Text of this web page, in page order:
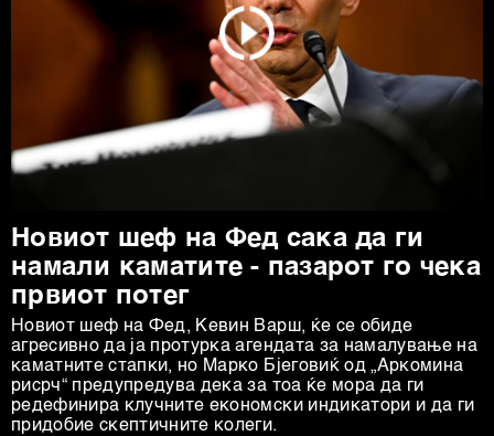
Новиот шеф на Фед сака да ги
намали каматите - пазарот го чека
првиот потег
Новиот шеф на Фeд, Кевин Варш, ќе се обиде
агресивно да ја протурка агендата за намалување на
каматните стапки, но Марко Бјеговиќ од „Аркомина
рисрч“ предупредува дека за тоа ќе мора да ги
редефинира клучните економски индикатори и да ги
придобие скептичните колеги.